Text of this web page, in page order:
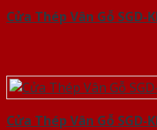
Cửa Thép Vân Gỗ SGD-
Cửa Thép Vân Gỗ SGD-